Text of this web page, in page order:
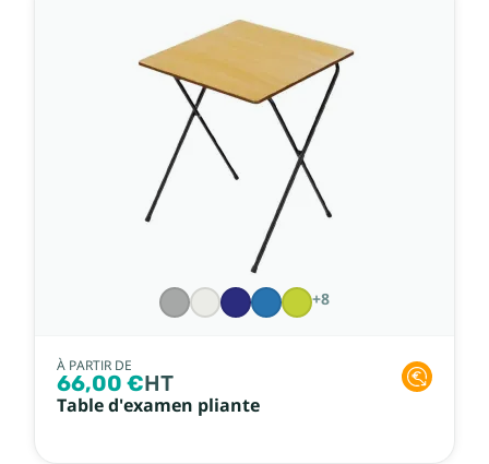
+8
À PARTIR DE
66,00 €HT
Table d'examen pliante